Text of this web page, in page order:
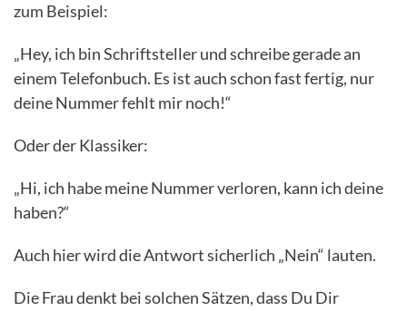
zum Beispiel:
„Hey, ich bin Schriftsteller und schreibe gerade an
einem Telefonbuch. Es ist auch schon fast fertig, nur
deine Nummer fehlt mir noch!“
Oder der Klassiker:
„Hi, ich habe meine Nummer verloren, kann ich deine
haben?“
Auch hier wird die Antwort sicherlich „Nein“ lauten.
Die Frau denkt bei solchen Sätzen, dass Du Dir